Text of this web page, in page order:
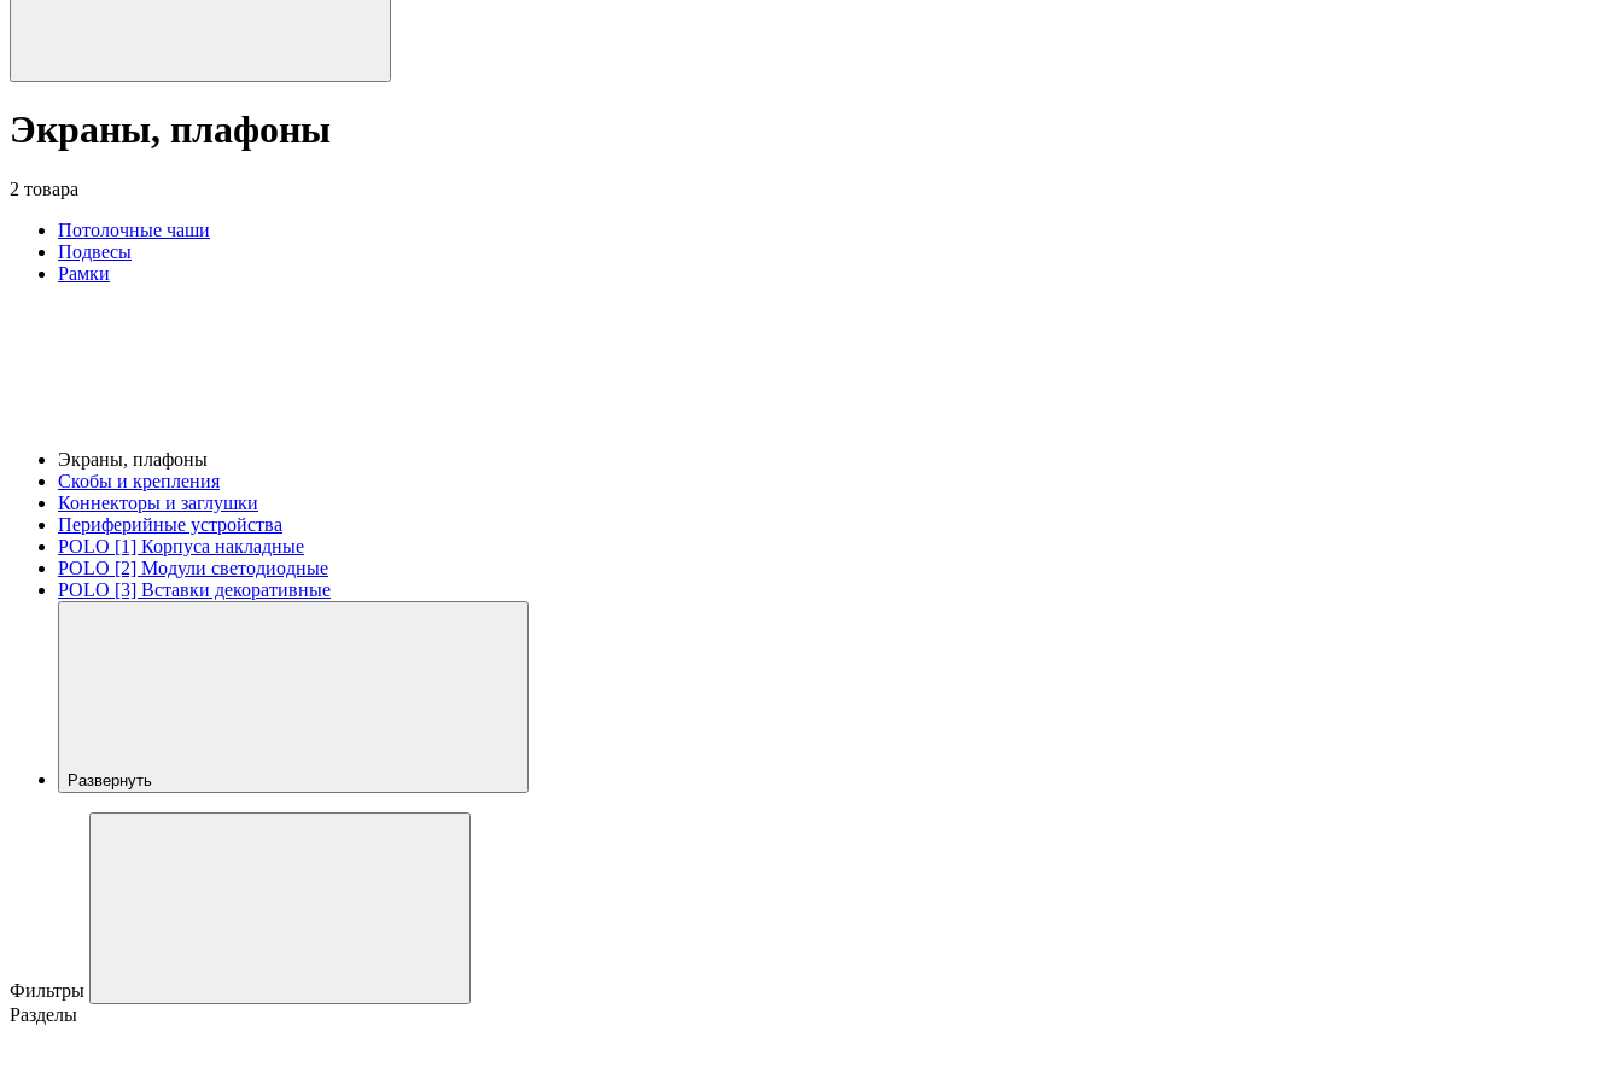
Экраны, плафоны
2 товара
Потолочные чаши
Подвесы
Рамки
Экраны, плафоны
Скобы и крепления
Коннекторы и заглушки
Периферийные устройства
POLO [1] Корпуса накладные
POLO [2] Модули светодиодные
POLO [3] Вставки декоративные
Развернуть
Фильтры
Разделы